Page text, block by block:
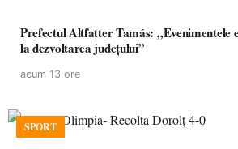
Prefectul Altfatter Tamás: „Evenimentele
la dezvoltarea județului”
acum 13 ore
SPORT